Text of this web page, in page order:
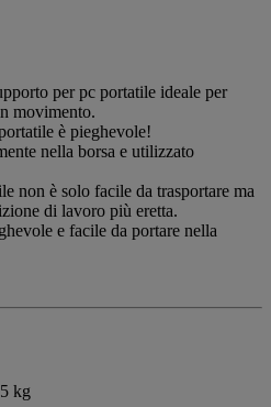
per pc portatile ideale per
movimento.
è pieghevole!
nella borsa e utilizzato
non è solo facile da trasportare ma
di lavoro più eretta.
e facile da portare nella
kg